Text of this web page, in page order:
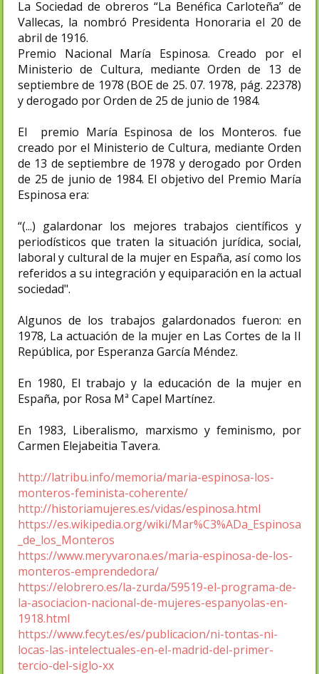
La Sociedad de obreros “La Benéfica Carloteña” de
Vallecas, la nombró Presidenta Honoraria el 20 de
abril de 1916.
Premio Nacional María Espinosa. Creado por el
Ministerio de Cultura, mediante Orden de 13 de
septiembre de 1978 (BOE de 25. 07. 1978, pág. 22378)
y derogado por Orden de 25 de junio de 1984.
El premio María Espinosa de los Monteros. fue
creado por el Ministerio de Cultura, mediante Orden
de 13 de septiembre de 1978 y derogado por Orden
de 25 de junio de 1984. El objetivo del Premio María
Espinosa era:
“(...) galardonar los mejores trabajos científicos y
periodísticos que traten la situación jurídica, social,
laboral y cultural de la mujer en España, así como los
referidos a su integración y equiparación en la actual
sociedad"​.
Algunos de los trabajos galardonados fueron: en
1978, La actuación de la mujer en Las Cortes de la II
República, por Esperanza García Méndez.
En 1980, El trabajo y la educación de la mujer en
España, por Rosa Mª Capel Martínez.
En 1983, Liberalismo, marxismo y feminismo, por
Carmen Elejabeitia Tavera.
http://latribu.info/memoria/maria-espinosa-los-
monteros-feminista-coherente/
http://historiamujeres.es/vidas/espinosa.html
https://es.wikipedia.org/wiki/Mar%C3%ADa_Espinosa
_de_los_Monteros
https://www.meryvarona.es/maria-espinosa-de-los-
monteros-emprendedora/
https://elobrero.es/la-zurda/59519-el-programa-de-
la-asociacion-nacional-de-mujeres-espanyolas-en-
1918.html
https://www.fecyt.es/es/publicacion/ni-tontas-ni-
locas-las-intelectuales-en-el-madrid-del-primer-
tercio-del-siglo-xx